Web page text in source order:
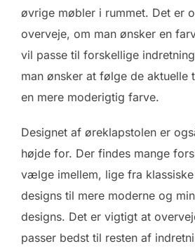
øvrige møbler i rummet. Det er
overveje, om man ønsker en
vil passe til forskellige
man ønsker at følge de
en mere moderigtig farve.
Designet af øreklapstolen er
højde for. Der findes mange
vælge imellem, lige fra
designs til mere moderne og
designs. Det er vigtigt at
passer bedst til resten af